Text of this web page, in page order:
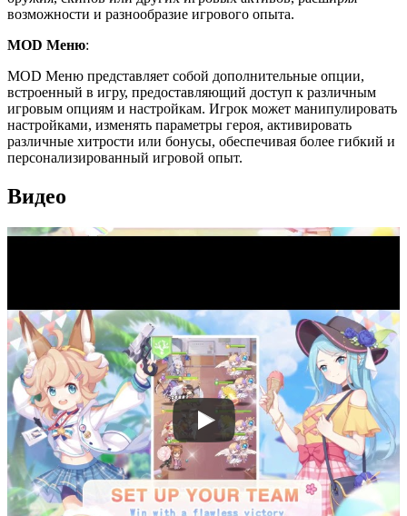
возможности и разнообразие игрового опыта.
MOD Меню:
MOD Меню представляет собой дополнительные опции,
встроенный в игру, предоставляющий доступ к различным
игровым опциям и настройкам. Игрок может манипулировать
настройками, изменять параметры героя, активировать
различные хитрости или бонусы, обеспечивая более гибкий и
персонализированный игровой опыт.
Видео